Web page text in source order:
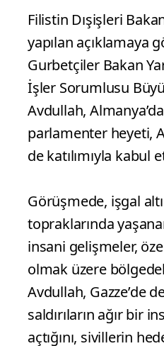
Filistin Dışişleri
yapılan açıklamaya
Gurbetçiler Bakan
İşler Sorumlusu
Avdullah,
parlamenter heyeti,
de katılımıyla kabul
Görüşmede, işgal
topraklarında
insani gelişmeler,
olmak üzere
Avdullah, Gazze’de
saldırıların ağır bir
açtığını, sivillerin